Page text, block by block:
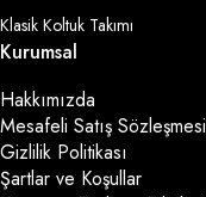
Klasik Koltuk Takımı
Kurumsal
Hakkımızda
Mesafeli Satış Sözleşmesi
Gizlilik Politikası
Şartlar ve Koşullar